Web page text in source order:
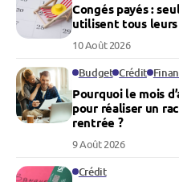
Congés payés :
utilisent tous leurs
10 Août 2026
Budget Crédit
Pourquoi le mois
pour réaliser un
rentrée ?
9 Août 2026
Crédit